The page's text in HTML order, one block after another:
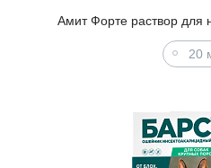
Амит Форте раствор для
20